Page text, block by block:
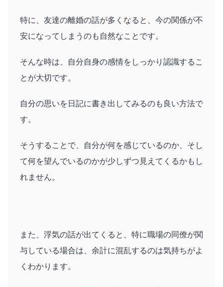
特に、友達の離婚の話が多くなると、今の関係が不
安になってしまうのも自然なことです。
そんな時は、自分自身の感情をしっかり認識するこ
とが大切です。
自分の思いを日記に書き出してみるのも良い方法で
す。
そうすることで、自分が何を感じているのか、そし
て何を望んでいるのかが少しずつ見えてくるかもし
れません。
また、浮気の話が出てくると、特に職場の同僚が関
与している場合は、余計に混乱するのは気持ちがよ
くわかります。